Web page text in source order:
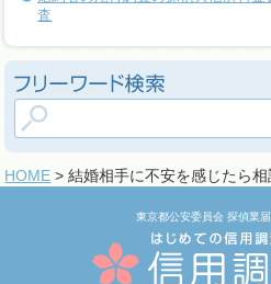
査
HOME > 結婚相手に不安を感じたら
東京都公安委員会 探偵業